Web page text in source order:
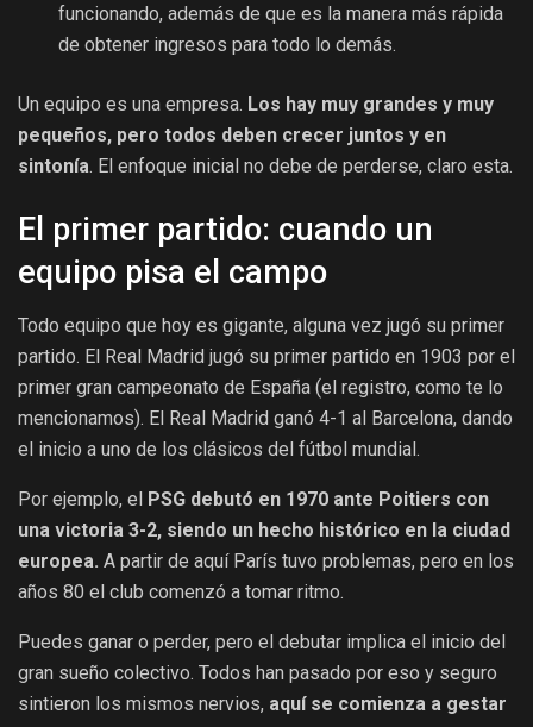
funcionando, además de que es la manera más rápida
de obtener ingresos para todo lo demás.
Un equipo es una empresa. Los hay muy grandes y muy
pequeños, pero todos deben crecer juntos y en
sintonía. El enfoque inicial no debe de perderse, claro esta.
El primer partido: cuando un
equipo pisa el campo
Todo equipo que hoy es gigante, alguna vez jugó su primer
partido. El Real Madrid jugó su primer partido en 1903 por el
primer gran campeonato de España (el registro, como te lo
mencionamos). El Real Madrid ganó 4-1 al Barcelona, dando
el inicio a uno de los clásicos del fútbol mundial.
Por ejemplo, el PSG debutó en 1970 ante Poitiers con
una victoria 3-2, siendo un hecho histórico en la ciudad
europea. A partir de aquí París tuvo problemas, pero en los
años 80 el club comenzó a tomar ritmo.
Puedes ganar o perder, pero el debutar implica el inicio del
gran sueño colectivo. Todos han pasado por eso y seguro
sintieron los mismos nervios, aquí se comienza a gestar